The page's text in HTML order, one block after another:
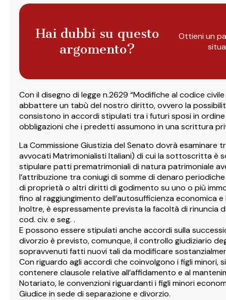
Hai dubbi su questo
argomento?
Ottieni un
Con il disegno di legge n.2629 “Modifiche al codice
abbattere un tabù del nostro diritto, ovvero la
consistono in accordi stipulati tra i futuri sposi in
obbligazioni che i predetti assumono in una scrittura
La Commissione Giustizia del Senato dovrà esaminare
avvocati Matrimonialisti Italiani) di cui la sottoscritta è
stipulare patti prematrimoniali di natura patrimoniale
l’attribuzione tra coniugi di somme di denaro
di proprietà o altri diritti di godimento su uno o più
fino al raggiungimento dell’autosufficienza
Inoltre, è espressamente prevista la facoltà di rinuncia
cod. civ. e seg. .
E possono essere stipulati anche accordi sulla
divorzio è previsto, comunque, il controllo giudiziario
sopravvenuti fatti nuovi tali da modificare
Con riguardo agli accordi che coinvolgono i figli minori,
contenere clausole relative all’affidamento e al
Notariato, le convenzioni riguardanti i figli minori
Giudice in sede di separazione e divorzio.